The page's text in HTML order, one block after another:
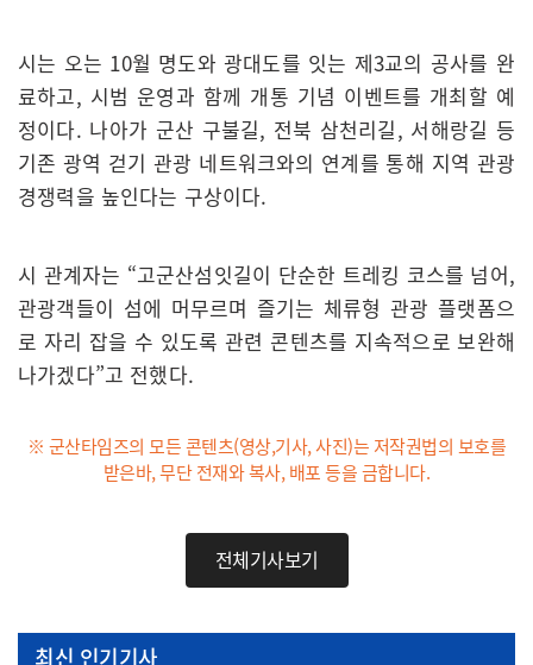
시는 오는 10월 명도와 광대도를 잇는 제3교의 공사를 완
료하고, 시범 운영과 함께 개통 기념 이벤트를 개최할 예
정이다. 나아가 군산 구불길, 전북 삼천리길, 서해랑길 등
기존 광역 걷기 관광 네트워크와의 연계를 통해 지역 관광
경쟁력을 높인다는 구상이다.
시 관계자는 “고군산섬잇길이 단순한 트레킹 코스를 넘어,
관광객들이 섬에 머무르며 즐기는 체류형 관광 플랫폼으
로 자리 잡을 수 있도록 관련 콘텐츠를 지속적으로 보완해
나가겠다”고 전했다.
※ 군산타임즈의 모든 콘텐츠(영상,기사, 사진)는 저작권법의 보호를
받은바, 무단 전재와 복사, 배포 등을 금합니다.
전체기사보기
최신 인기기사